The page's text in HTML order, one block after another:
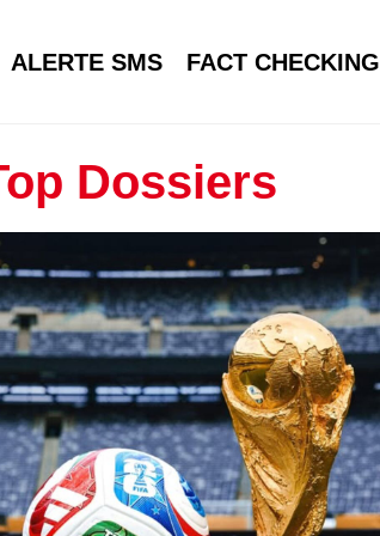
ALERTE SMS FACT CHECKING
Dossiers